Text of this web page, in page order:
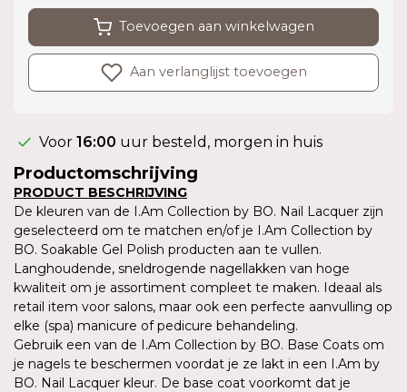
Toevoegen aan winkelwagen
Aan verlanglijst toevoegen
Voor 16:00 uur besteld, morgen in huis
Productomschrijving
PRODUCT BESCHRIJVING
De kleuren van de I.Am Collection by BO. Nail Lacquer zijn
geselecteerd om te matchen en/of je I.Am Collection by
BO. Soakable Gel Polish producten aan te vullen.
Langhoudende, sneldrogende nagellakken van hoge
kwaliteit om je assortiment compleet te maken. Ideaal als
retail item voor salons, maar ook een perfecte aanvulling op
elke (spa) manicure of pedicure behandeling.
Gebruik een van de I.Am Collection by BO. Base Coats om
je nagels te beschermen voordat je ze lakt in een I.Am by
BO. Nail Lacquer kleur. De base coat voorkomt dat je